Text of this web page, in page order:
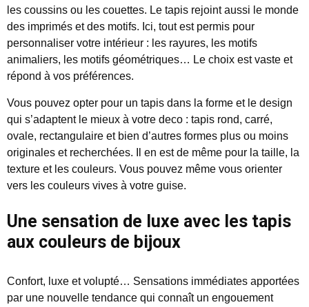
les coussins ou les couettes. Le tapis rejoint aussi le monde
des imprimés et des motifs. Ici, tout est permis pour
personnaliser votre intérieur : les rayures, les motifs
animaliers, les motifs géométriques… Le choix est vaste et
répond à vos préférences.
Vous pouvez opter pour un tapis dans la forme et le design
qui s’adaptent le mieux à votre deco : tapis rond, carré,
ovale, rectangulaire et bien d’autres formes plus ou moins
originales et recherchées. Il en est de même pour la taille, la
texture et les couleurs. Vous pouvez même vous orienter
vers les couleurs vives à votre guise.
Une sensation de luxe avec les tapis
aux couleurs de bijoux
Confort, luxe et volupté… Sensations immédiates apportées
par une nouvelle tendance qui connaît un engouement